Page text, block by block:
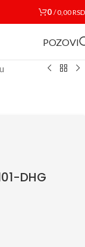
0 /0,00RSD
POZOVI
DHG